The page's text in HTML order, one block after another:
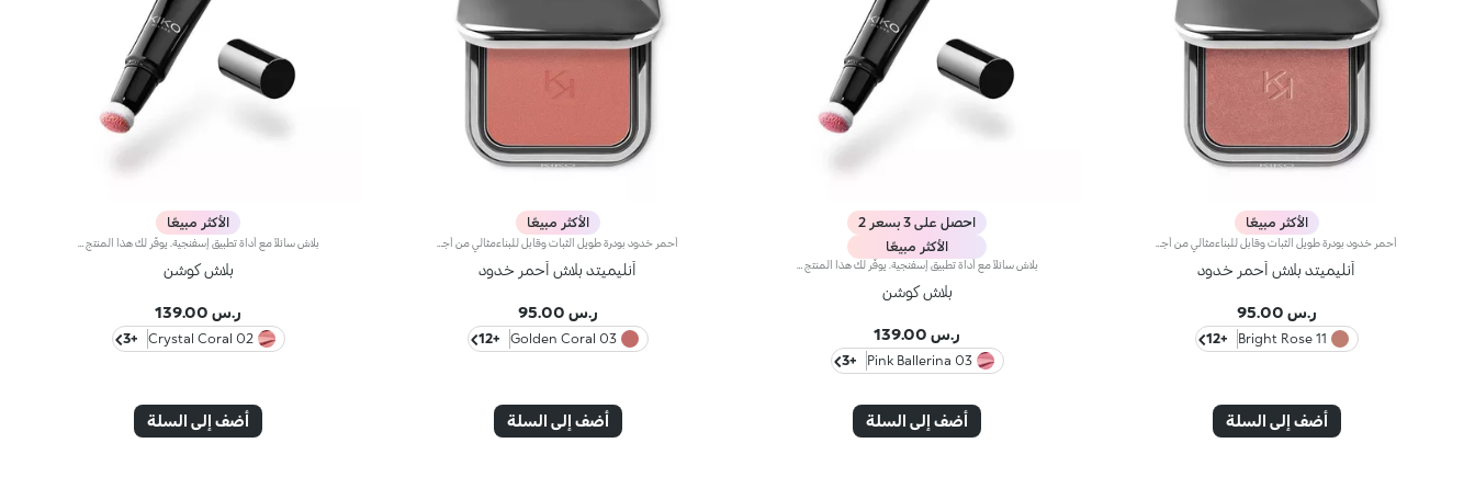
الأكثر مبيعًا
أنليميتد بلاش أحمر خدود
ر.س 95.00
11 Bright Rose
+12
أضف إلى السلة
احصل على 3 بسعر 2
الأكثر مبيعًا
بلاش كوشن
ر.س 139.00
03 Pink Ballerina
+3
أضف إلى السلة
الأكثر مبيعًا
أنليميتد بلاش أحمر خدود
ر.س 95.00
03 Golden Coral
+12
أضف إلى السلة
الأكثر مبيعًا
بلاش كوشن
ر.س 139.00
02 Crystal Coral
+3
أضف إلى السلة